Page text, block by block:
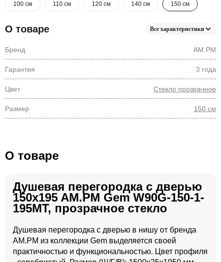
100 см 110 см 120 см 140 см 150 см
О товаре Все характеристики
Бренд AM.PM
Гарантия 3 года
Цвет Стекло прозрачное
Размер 150 см
О товаре
Душевая перегородка с дверью
150x195 AM.PM Gem W90G-150-1-
195MT, прозрачное стекло
Душевая перегородка с дверью в нишу от бренда
AM.PM из коллекции Gem выделяется своей
практичностью и функциональностью. Цвет профиля